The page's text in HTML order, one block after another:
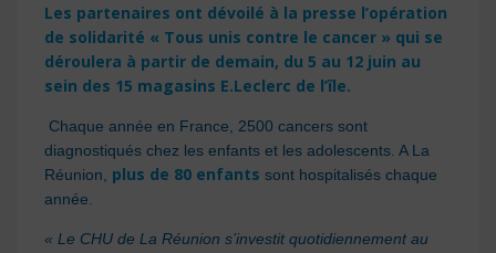
Les partenaires ont dévoilé à la presse l’opération
de solidarité « Tous unis contre le cancer » qui se
déroulera à partir de demain, du 5 au 12 juin au
sein des 15 magasins E.Leclerc de l’île.
Chaque année en France, 2500 cancers sont
diagnostiqués chez les enfants et les adolescents. A La
Réunion, plus de 80 enfants sont hospitalisés chaque
année.
« Le CHU de La Réunion s’investit quotidiennement au